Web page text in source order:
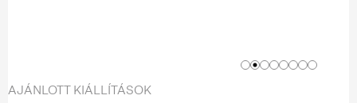
AJÁNLOTT KIÁLLÍTÁSOK